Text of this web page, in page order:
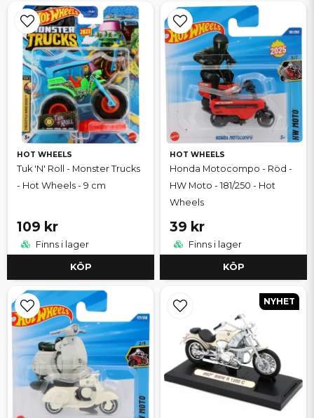
HOT WHEELS
Tuk 'N' Roll - Monster Trucks
- Hot Wheels - 9 cm
109 kr
Finns i lager
KÖP
HOT WHEELS
Honda Motocompo - Röd -
HW Moto - 181/250 - Hot
Wheels
39 kr
Finns i lager
KÖP
NYHET